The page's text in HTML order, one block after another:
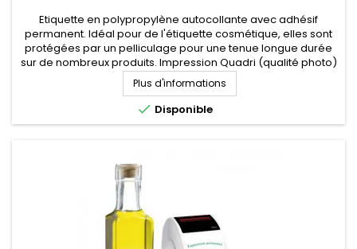
Etiquette en polypropylène autocollante avec adhésif
permanent. Idéal pour de l'étiquette cosmétique, elles sont
protégées par un pelliculage pour une tenue longue durée
sur de nombreux produits. Impression Quadri (qualité photo)
Fabrication sur mesure à partir de 100 étiquettes. Demandez
votre devis personnalisé
Plus d'informations
 Disponible